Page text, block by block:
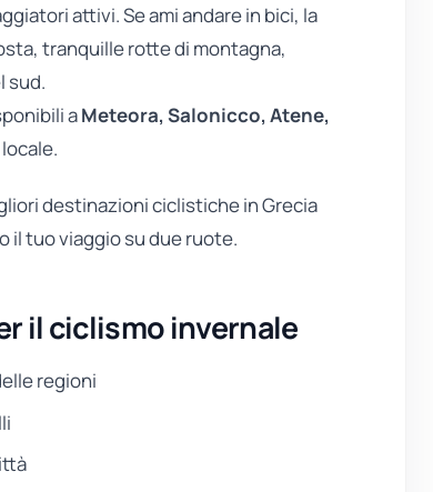
attivi. Se ami andare in bici, la
tranquille rotte di montagna,
sud.
aMeteora, Salonicco, Atene,
destinazioni ciclistiche in Grecia
il tuo viaggio su due ruote.
il ciclismo invernale
regioni